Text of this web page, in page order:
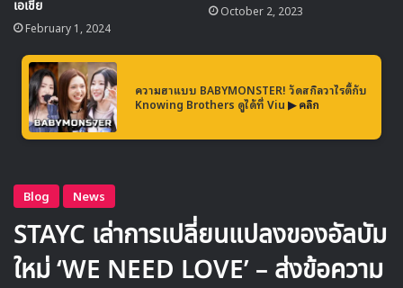
เอเชีย
February 1, 2024
October 2, 2023
ความฮาแบบ BABYMONSTER! วัดสกิลวาไรตี้กับ
Knowing Brothers ดูได้ที่ Viu ▶ คลิก